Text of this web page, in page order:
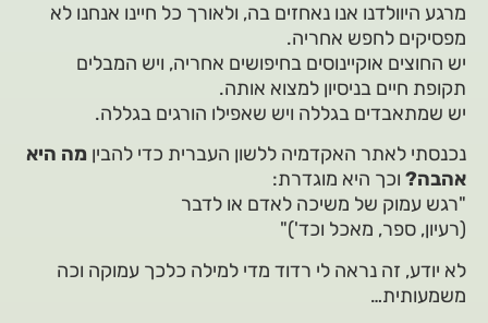
מרגע היוולדנו אנו נאחזים בה, ולאורך כל חיינו אנחנו לא
מפסיקים לחפש אחריה.
יש החוצים אוקיינוסים בחיפושים אחריה, ויש המבלים
תקופת חיים בניסיון למצוא אותה.
יש שמתאבדים בגללה ויש שאפילו הורגים בגללה.
נכנסתי לאתר האקדמיה ללשון העברית כדי להבין מה היא
אהבה? וכך היא מוגדרת:
"רגש עמוק של משיכה לאדם או לדבר
(רעיון, ספר, מאכל וכד')"
לא יודע, זה נראה לי רדוד מדי למילה כלכך עמוקה וכה
משמעותית…